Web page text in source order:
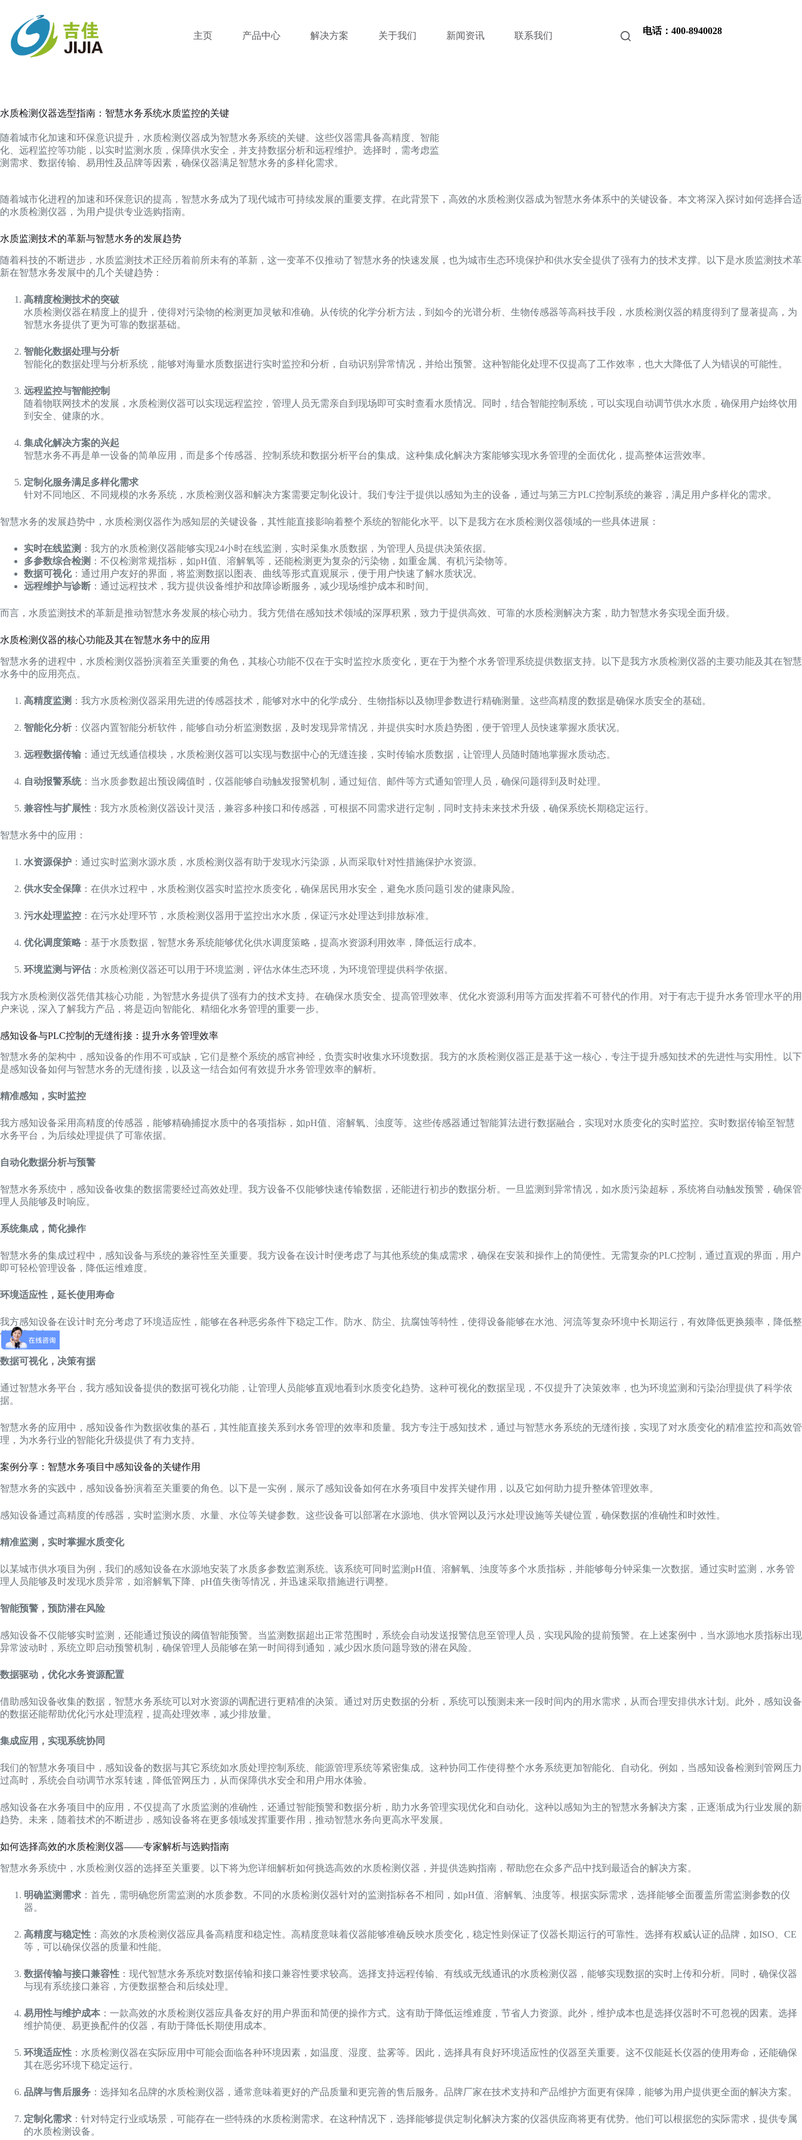
主页 产品中心 解决方案 关于我们 新闻资讯 联系我们 电话：400-8940028
水质检测仪器选型指南：智慧水务系统水质监控的关键
随着城市化加速和环保意识提升，水质检测仪器成为智慧水务系统的关键。这些仪器需具备高精度、智能
化、远程监控等功能，以实时监测水质，保障供水安全，并支持数据分析和远程维护。选择时，需考虑监
测需求、数据传输、易用性及品牌等因素，确保仪器满足智慧水务的多样化需求。
随着城市化进程的加速和环保意识的提高，智慧水务成为了现代城市可持续发展的重要支撑。在此背景下，高效的水质检测仪器成为智慧水务体系中的关键设备。本文将深入探讨如何选择合适
的水质检测仪器，为用户提供专业选购指南。
水质监测技术的革新与智慧水务的发展趋势
随着科技的不断进步，水质监测技术正经历着前所未有的革新，这一变革不仅推动了智慧水务的快速发展，也为城市生态环境保护和供水安全提供了强有力的技术支撑。以下是水质监测技术革
新在智慧水务发展中的几个关键趋势：
高精度检测技术的突破
水质检测仪器在精度上的提升，使得对污染物的检测更加灵敏和准确。从传统的化学分析方法，到如今的光谱分析、生物传感器等高科技手段，水质检测仪器的精度得到了显著提高，为
智慧水务提供了更为可靠的数据基础。
智能化数据处理与分析
智能化的数据处理与分析系统，能够对海量水质数据进行实时监控和分析，自动识别异常情况，并给出预警。这种智能化处理不仅提高了工作效率，也大大降低了人为错误的可能性。
远程监控与智能控制
随着物联网技术的发展，水质检测仪器可以实现远程监控，管理人员无需亲自到现场即可实时查看水质情况。同时，结合智能控制系统，可以实现自动调节供水水质，确保用户始终饮用
到安全、健康的水。
集成化解决方案的兴起
智慧水务不再是单一设备的简单应用，而是多个传感器、控制系统和数据分析平台的集成。这种集成化解决方案能够实现水务管理的全面优化，提高整体运营效率。
定制化服务满足多样化需求
针对不同地区、不同规模的水务系统，水质检测仪器和解决方案需要定制化设计。我们专注于提供以感知为主的设备，通过与第三方PLC控制系统的兼容，满足用户多样化的需求。
智慧水务的发展趋势中，水质检测仪器作为感知层的关键设备，其性能直接影响着整个系统的智能化水平。以下是我方在水质检测仪器领域的一些具体进展：
实时在线监测 ：我方的水质检测仪器能够实现24小时在线监测，实时采集水质数据，为管理人员提供决策依据。
多参数综合检测 ：不仅检测常规指标，如pH值、溶解氧等，还能检测更为复杂的污染物，如重金属、有机污染物等。
数据可视化：通过用户友好的界面，将监测数据以图表、曲线等形式直观展示，便于用户快速了解水质状况。
远程维护与诊断 ：通过远程技术，我方提供设备维护和故障诊断服务，减少现场维护成本和时间。
而言，水质监测技术的革新是推动智慧水务发展的核心动力。我方凭借在感知技术领域的深厚积累，致力于提供高效、可靠的水质检测解决方案，助力智慧水务实现全面升级。
水质检测仪器的核心功能及其在智慧水务中的应用
智慧水务的进程中，水质检测仪器扮演着至关重要的角色，其核心功能不仅在于实时监控水质变化，更在于为整个水务管理系统提供数据支持。以下是我方水质检测仪器的主要功能及其在智慧
水务中的应用亮点。
高精度监测 ：我方水质检测仪器采用先进的传感器技术，能够对水中的化学成分、生物指标以及物理参数进行精确测量。这些高精度的数据是确保水质安全的基础。
智能化分析 ：仪器内置智能分析软件，能够自动分析监测数据，及时发现异常情况，并提供实时水质趋势图，便于管理人员快速掌握水质状况。
远程数据传输 ：通过无线通信模块，水质检测仪器可以实现与数据中心的无缝连接，实时传输水质数据，让管理人员随时随地掌握水质动态。
自动报警系统：当水质参数超出预设阈值时，仪器能够自动触发报警机制，通过短信、邮件等方式通知管理人员，确保问题得到及时处理。
兼容性与扩展性 ：我方水质检测仪器设计灵活，兼容多种接口和传感器，可根据不同需求进行定制，同时支持未来技术升级，确保系统长期稳定运行。
智慧水务中的应用：
水资源保护 ：通过实时监测水源水质，水质检测仪器有助于发现水污染源，从而采取针对性措施保护水资源。
供水安全保障 ：在供水过程中，水质检测仪器实时监控水质变化，确保居民用水安全，避免水质问题引发的健康风险。
污水处理监控 ：在污水处理环节，水质检测仪器用于监控出水水质，保证污水处理达到排放标准。
优化调度策略 ：基于水质数据，智慧水务系统能够优化供水调度策略，提高水资源利用效率，降低运行成本。
环境监测与评估 ：水质检测仪器还可以用于环境监测，评估水体生态环境，为环境管理提供科学依据。
我方水质检测仪器凭借其核心功能，为智慧水务提供了强有力的技术支持。在确保水质安全、提高管理效率、优化水资源利用等方面发挥着不可替代的作用。对于有志于提升水务管理水平的用
户来说，深入了解我方产品，将是迈向智能化、精细化水务管理的重要一步。
感知设备与PLC控制的无缝衔接：提升水务管理效率
智慧水务的架构中，感知设备的作用不可或缺，它们是整个系统的感官神经，负责实时收集水环境数据。我方的水质检测仪器正是基于这一核心，专注于提升感知技术的先进性与实用性。以下
是感知设备如何与智慧水务的无缝衔接，以及这一结合如何有效提升水务管理效率的解析。
精准感知，实时监控
我方感知设备采用高精度的传感器，能够精确捕捉水质中的各项指标，如pH值、溶解氧、浊度等。这些传感器通过智能算法进行数据融合，实现对水质变化的实时监控。实时数据传输至智慧
水务平台，为后续处理提供了可靠依据。
自动化数据分析与预警
智慧水务系统中，感知设备收集的数据需要经过高效处理。我方设备不仅能够快速传输数据，还能进行初步的数据分析。一旦监测到异常情况，如水质污染超标，系统将自动触发预警，确保管
理人员能够及时响应。
系统集成，简化操作
智慧水务的集成过程中，感知设备与系统的兼容性至关重要。我方设备在设计时便考虑了与其他系统的集成需求，确保在安装和操作上的简便性。无需复杂的PLC控制，通过直观的界面，用户
即可轻松管理设备，降低运维难度。
环境适应性，延长使用寿命
我方感知设备在设计时充分考虑了环境适应性，能够在各种恶劣条件下稳定工作。防水、防尘、抗腐蚀等特性，使得设备能够在水池、河流等复杂环境中长期运行，有效降低更换频率，降低整
体运营成本。
数据可视化，决策有据
通过智慧水务平台，我方感知设备提供的数据可视化功能，让管理人员能够直观地看到水质变化趋势。这种可视化的数据呈现，不仅提升了决策效率，也为环境监测和污染治理提供了科学依
据。
智慧水务的应用中，感知设备作为数据收集的基石，其性能直接关系到水务管理的效率和质量。我方专注于感知技术，通过与智慧水务系统的无缝衔接，实现了对水质变化的精准监控和高效管
理，为水务行业的智能化升级提供了有力支持。
案例分享：智慧水务项目中感知设备的关键作用
智慧水务的实践中，感知设备扮演着至关重要的角色。以下是一实例，展示了感知设备如何在水务项目中发挥关键作用，以及它如何助力提升整体管理效率。
感知设备通过高精度的传感器，实时监测水质、水量、水位等关键参数。这些设备可以部署在水源地、供水管网以及污水处理设施等关键位置，确保数据的准确性和时效性。
精准监测，实时掌握水质变化
以某城市供水项目为例，我们的感知设备在水源地安装了水质多参数监测系统。该系统可同时监测pH值、溶解氧、浊度等多个水质指标，并能够每分钟采集一次数据。通过实时监测，水务管
理人员能够及时发现水质异常，如溶解氧下降、pH值失衡等情况，并迅速采取措施进行调整。
智能预警，预防潜在风险
感知设备不仅能够实时监测，还能通过预设的阈值智能预警。当监测数据超出正常范围时，系统会自动发送报警信息至管理人员，实现风险的提前预警。在上述案例中，当水源地水质指标出现
异常波动时，系统立即启动预警机制，确保管理人员能够在第一时间得到通知，减少因水质问题导致的潜在风险。
数据驱动，优化水务资源配置
借助感知设备收集的数据，智慧水务系统可以对水资源的调配进行更精准的决策。通过对历史数据的分析，系统可以预测未来一段时间内的用水需求，从而合理安排供水计划。此外，感知设备
的数据还能帮助优化污水处理流程，提高处理效率，减少排放量。
集成应用，实现系统协同
我们的智慧水务项目中，感知设备的数据与其它系统如水质处理控制系统、能源管理系统等紧密集成。这种协同工作使得整个水务系统更加智能化、自动化。例如，当感知设备检测到管网压力
过高时，系统会自动调节水泵转速，降低管网压力，从而保障供水安全和用户用水体验。
感知设备在水务项目中的应用，不仅提高了水质监测的准确性，还通过智能预警和数据分析，助力水务管理实现优化和自动化。这种以感知为主的智慧水务解决方案，正逐渐成为行业发展的新
趋势。未来，随着技术的不断进步，感知设备将在更多领域发挥重要作用，推动智慧水务向更高水平发展。
如何选择高效的水质检测仪器——专家解析与选购指南
智慧水务系统中，水质检测仪器的选择至关重要。以下将为您详细解析如何挑选高效的水质检测仪器，并提供选购指南，帮助您在众多产品中找到最适合的解决方案。
明确监测需求 ：首先，需明确您所需监测的水质参数。不同的水质检测仪器针对的监测指标各不相同，如pH值、溶解氧、浊度等。根据实际需求，选择能够全面覆盖所需监测参数的仪
器。
高精度与稳定性 ：高效的水质检测仪器应具备高精度和稳定性。高精度意味着仪器能够准确反映水质变化，稳定性则保证了仪器长期运行的可靠性。选择有权威认证的品牌，如ISO、CE
等，可以确保仪器的质量和性能。
数据传输与接口兼容性 ：现代智慧水务系统对数据传输和接口兼容性要求较高。选择支持远程传输、有线或无线通讯的水质检测仪器，能够实现数据的实时上传和分析。同时，确保仪器
与现有系统接口兼容，方便数据整合和后续处理。
易用性与维护成本 ：一款高效的水质检测仪器应具备友好的用户界面和简便的操作方式。这有助于降低运维难度，节省人力资源。此外，维护成本也是选择仪器时不可忽视的因素。选择
维护简便、易更换配件的仪器，有助于降低长期使用成本。
环境适应性 ：水质检测仪器在实际应用中可能会面临各种环境因素，如温度、湿度、盐雾等。因此，选择具有良好环境适应性的仪器至关重要。这不仅能延长仪器的使用寿命，还能确保
其在恶劣环境下稳定运行。
品牌与售后服务 ：选择知名品牌的水质检测仪器，通常意味着更好的产品质量和更完善的售后服务。品牌厂家在技术支持和产品维护方面更有保障，能够为用户提供更全面的解决方案。
定制化需求 ：针对特定行业或场景，可能存在一些特殊的水质检测需求。在这种情况下，选择能够提供定制化解决方案的仪器供应商将更有优势。他们可以根据您的实际需求，提供专属
的水质检测设备。